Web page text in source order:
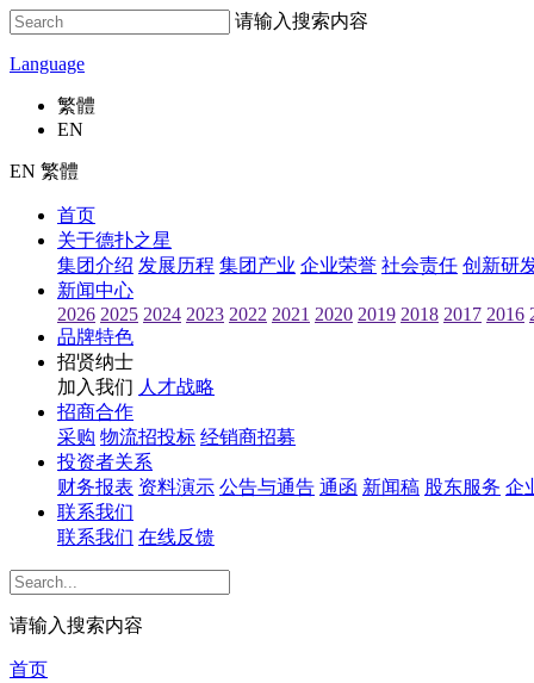
请输入搜索内容
Language
繁體
EN
EN 繁體
首页
关于德扑之星
集团介绍 发展历程 集团产业 企业荣誉 社会责任 创新研
新闻中心
2026 2025 2024 2023 2022 2021 2020 2019 2018 2017 2016
品牌特色
招贤纳士
加入我们 人才战略
招商合作
采购 物流招投标 经销商招募
投资者关系
财务报表 资料演示 公告与通告 通函 新闻稿 股东服务 企
联系我们
联系我们 在线反馈
请输入搜索内容
首页